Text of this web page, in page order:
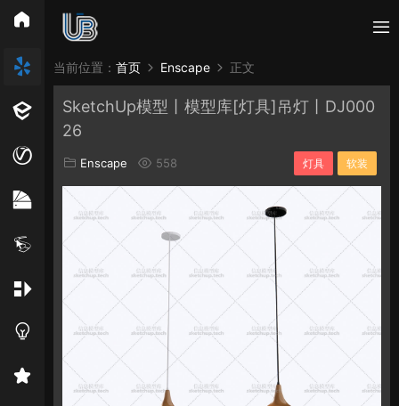
所有分类
Enscape PB3构件 构件 轮廓
当前位置： 首页 Enscape 正文
SketchUp模型丨模型库[灯具]吊灯丨DJ000
26
Enscape 558 灯具 软装